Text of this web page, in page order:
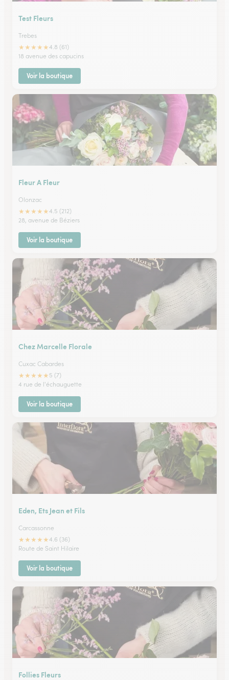
Test Fleurs
Trebes
★★★★★4.8 (61)
18 avenue des capucins
Voir la boutique
Fleur A Fleur
Olonzac
★★★★★4.5 (212)
28, avenue de Béziers
Voir la boutique
Chez Marcelle Florale
Cuxac Cabardes
★★★★★ 5 (7)
4 rue de l'échauguette
Voir la boutique
Eden, Ets Jean et Fils
Carcassonne
★★★★★4.6 (36)
Route de Saint Hilaire
Voir la boutique
Follies Fleurs